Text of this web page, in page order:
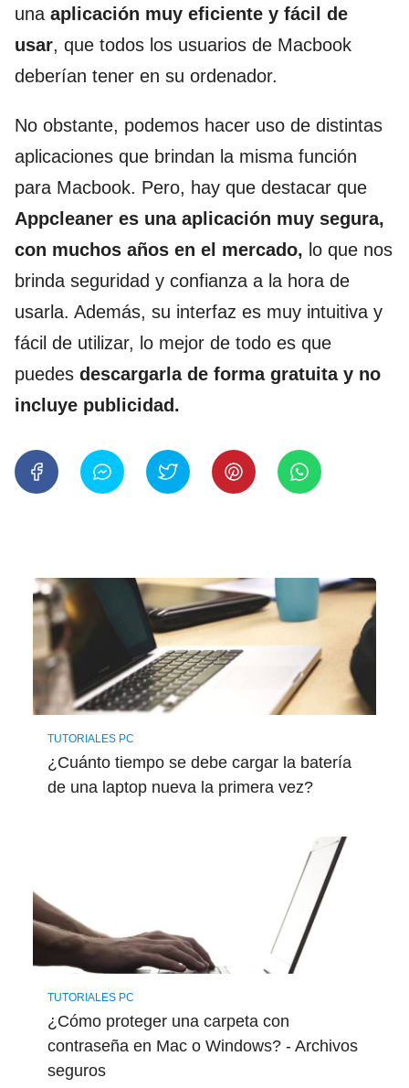
una aplicación muy eficiente y fácil de
usar, que todos los usuarios de Macbook
deberían tener en su ordenador.
No obstante, podemos hacer uso de distintas
aplicaciones que brindan la misma función
para Macbook. Pero, hay que destacar que
Appcleaner es una aplicación muy segura,
con muchos años en el mercado, lo que nos
brinda seguridad y confianza a la hora de
usarla. Además, su interfaz es muy intuitiva y
fácil de utilizar, lo mejor de todo es que
puedes descargarla de forma gratuita y no
incluye publicidad.
TUTORIALES PC
¿Cuánto tiempo se debe cargar la batería
de una laptop nueva la primera vez?
TUTORIALES PC
¿Cómo proteger una carpeta con
contraseña en Mac o Windows? - Archivos
seguros